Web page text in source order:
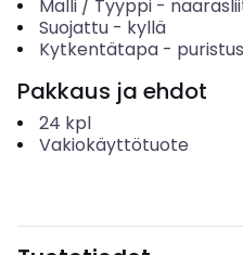
Malli / Tyyppi-
Suojattu- kyllä
Kytkentätapa-
Pakkaus ja ehdot
24 kpl
Vakiokäyttötuote